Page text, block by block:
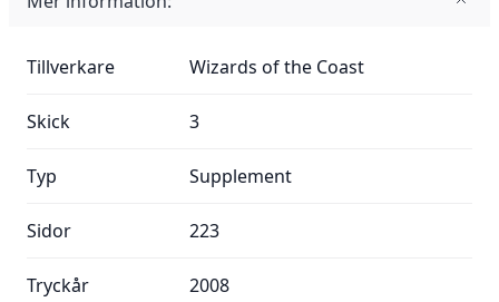
Tillverkare Wizards of the Coast
Skick 3
Typ Supplement
Sidor 223
Tryckår 2008